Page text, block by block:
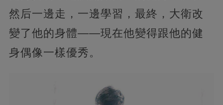
然后一邊走，一邊學習，最終，大衛改
變了他的身體——現在他變得跟他的健
身偶像一樣優秀。